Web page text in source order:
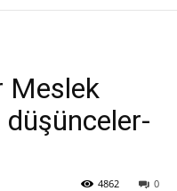
Meslek
düşünceler-
0
4862